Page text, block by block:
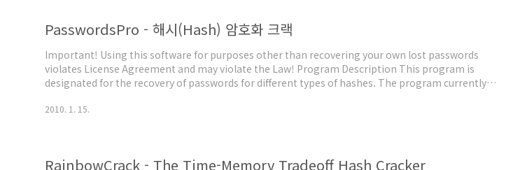
PasswordsPro - 해시(Hash) 암호화 크랙
Important! Using this software for purposes other than recovering your own lost passwords
violates License Agreement and may violate the Law! Program Description This program is
designated for the recovery of passwords for different types of hashes. The program currently
hashing DLL-module. The actu..
2010. 1. 15.
RainbowCrack - The Time-Memory Tradeoff Hash Cracker